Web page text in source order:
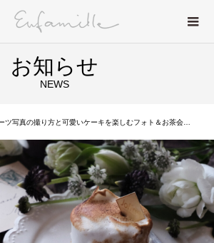
お知らせ
NEWS
ツ写真の撮り方と可愛いケーキを楽しむフォト＆お茶会＠東京】